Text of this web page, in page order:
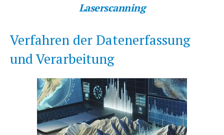
Laserscanning
Verfahren der Datenerfassung
und Verarbeitung